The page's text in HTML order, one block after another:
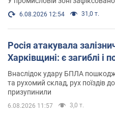
6.08.2026 12:54 31,0 т.
Росія атакувала
Харківщині: є загиблі і
Внаслідок удару БПЛА
та рухомий склад, рух поїздів
призупинили
6.08.2026 11:57 3,0 т.